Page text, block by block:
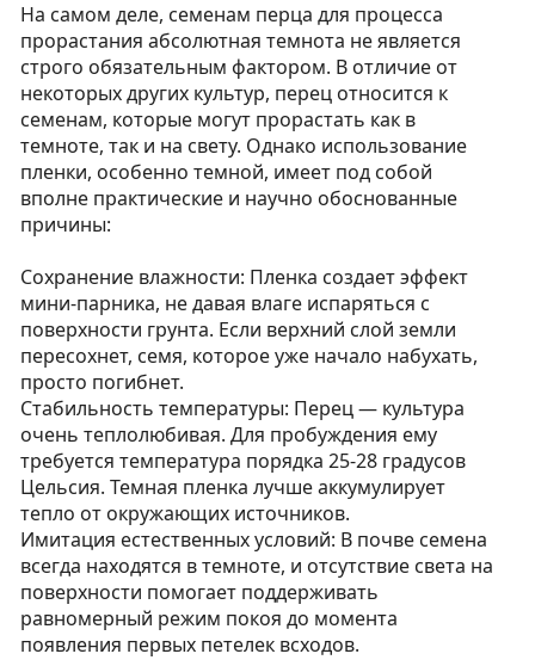
На самом деле, семенам перца для процесса
прорастания абсолютная темнота не является
строго обязательным фактором. В отличие от
некоторых других культур, перец относится к
семенам, которые могут прорастать как в
темноте, так и на свету. Однако использование
пленки, особенно темной, имеет под собой
вполне практические и научно обоснованные
причины:
Сохранение влажности: Пленка создает эффект
мини-парника, не давая влаге испаряться с
поверхности грунта. Если верхний слой земли
пересохнет, семя, которое уже начало набухать,
просто погибнет.
Стабильность температуры: Перец — культура
очень теплолюбивая. Для пробуждения ему
требуется температура порядка 25-28 градусов
Цельсия. Темная пленка лучше аккумулирует
тепло от окружающих источников.
Имитация естественных условий: В почве семена
всегда находятся в темноте, и отсутствие света на
поверхности помогает поддерживать
равномерный режим покоя до момента
появления первых петелек всходов.